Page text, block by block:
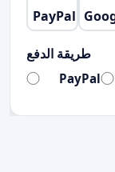
PayPal
طريقة الدفع
PayPal